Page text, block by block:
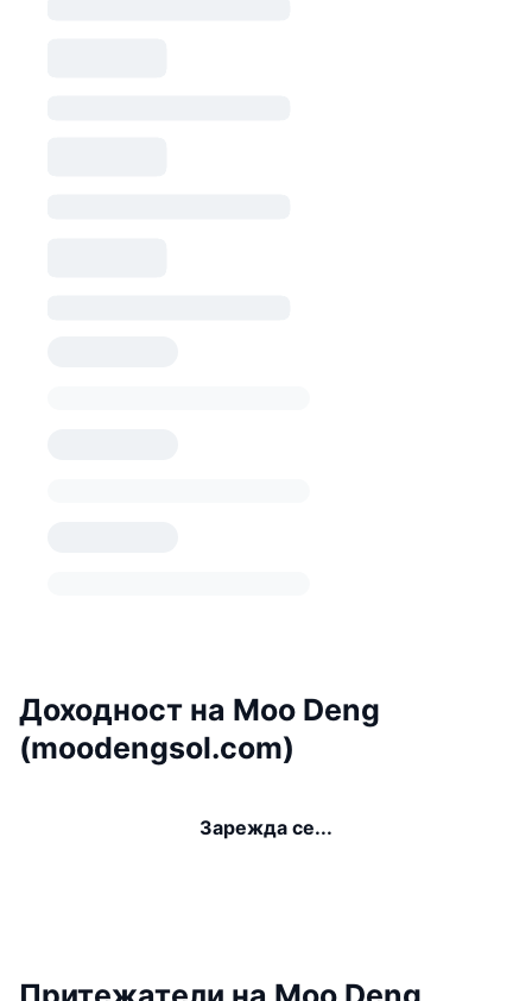
Доходност на Moo Deng
(moodengsol.com)
Зарежда се...